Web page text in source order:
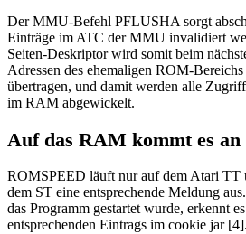
Der MMU-Befehl PFLUSHA sorgt
Einträge im ATC der MMU invalidiert
Seiten-Deskriptor wird somit beim
Adressen des ehemaligen ROM-
übertragen, und damit werden alle
im RAM abgewickelt.
Auf das RAM kommt es an
ROMSPEED läuft nur auf dem Atari TT
dem ST eine entsprechende Meldung
das Programm gestartet wurde, erkennt
entsprechenden Eintrags im cookie jar [4].